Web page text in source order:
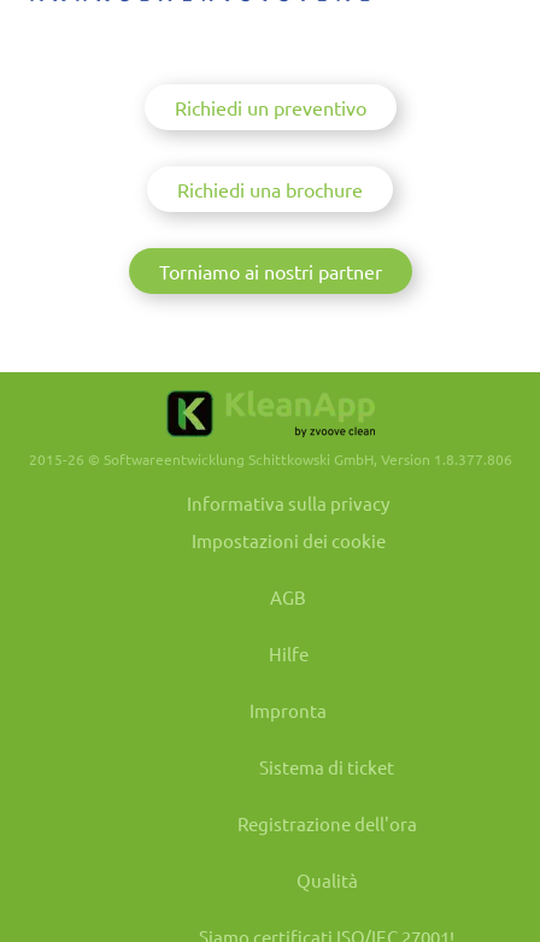
Richiedi un preventivo
Richiedi una brochure
Torniamo ai nostri partner
2015-26 © Softwareentwicklung Schittkowski GmbH, Version 1.8.377.806
Informativa sulla privacy
Impostazioni dei cookie
AGB
Hilfe
Impronta
Sistema di ticket
Registrazione dell'ora
Qualità
Siamo certificati ISO/IEC 27001!